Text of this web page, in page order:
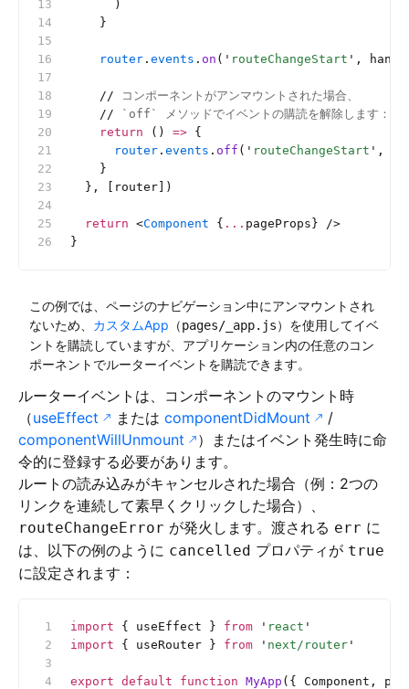
      )
    }
    router
. events . on ( ' routeChangeStart ' ,
    //
コンポーネントがアンマウントされた場合、
    //
`off` メソッドでイベントの購読を解除します：
    return
() => {
      router
. events . off ( ' routeChangeStart ' ,
    }
  }, [router])
  return
<Component { ... pageProps} />
}
この例では、ページのナビゲーション中にアンマウントされ
ないため、 カスタムApp （pages/_app.js）を使用してイベ
ントを購読していますが、アプリケーション内の任意のコン
ポーネントでルーターイベントを購読できます。
ルーターイベントは、コンポーネントのマウント時
（useEffect または componentDidMount
/
componentWillUnmount
）またはイベント発生時に命
令的に登録する必要があります。
ルートの読み込みがキャンセルされた場合（例：2つの
リンクを連続して素早くクリックした場合）、
routeChangeError が発火します。渡される err に
は、以下の例のように cancelled プロパティが true
に設定されます：
import { useEffect } from ' react '
import { useRouter } from ' next/router '
export default function MyApp ({ Component,